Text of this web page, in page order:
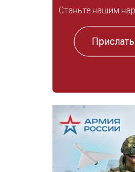
Станьте нашим